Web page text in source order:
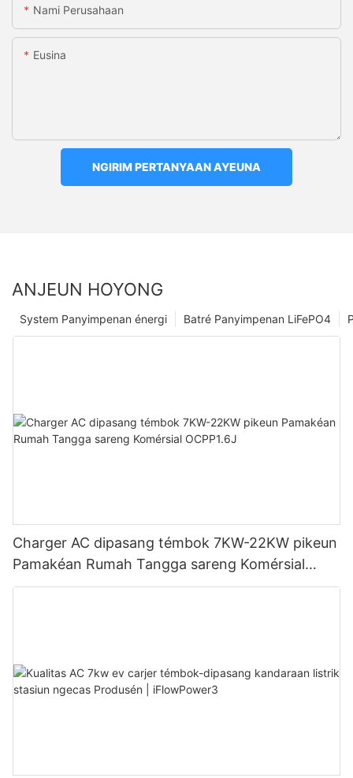
Nami Perusahaan
Eusina
NGIRIM PERTANYAAN AYEUNA
ANJEUN HOYONG
Batré Panyimpenan LiFePO4
System Panyimpenan énergi
Charger AC dipasang témbok 7KW-22KW pikeun
Pamakéan Rumah Tangga sareng Komérsial
OCPP1.6J